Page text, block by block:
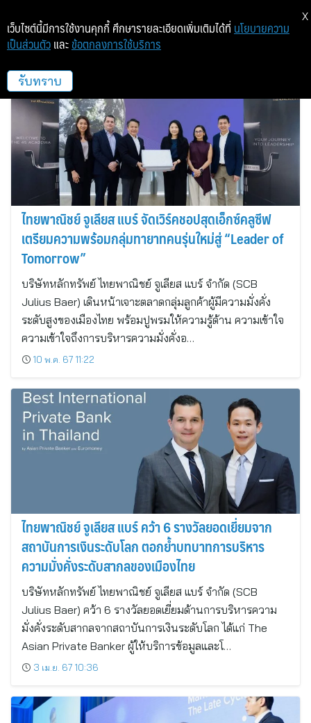
หลักทรัพย์ ไทยพาณิชย์ จูเลียส แบร์
ไทยพาณิชย์ จูเลียส แบร์ จัดเวิร์คชอปสุดเอ็กซ์คลูซีฟ
เตรียมความพร้อมกลุ่มทายาทคนรุ่นใหม่สู่ “Leader of
Tomorrow”
บริษัทหลักทรัพย์ ไทยพาณิชย์ จูเลียส แบร์ จำกัด (SCB
Julius Baer) เดินหน้าเจาะตลาดกลุ่มลูกค้าผู้มีความมั่งคั่ง
ระดับสูงของเมืองไทย พร้อมปูพรมให้ความรู้ด้าน ความเข้าใจ
ความเข้าใจถึงการบริหารความมั่งคั่งอ…
10 พ.ค. 67 11:22
ไทยพาณิชย์ จูเลียส แบร์ คว้า 6 รางวัลยอดเยี่ยมจาก
สถาบันการเงินระดับโลก ตอกย้ำบทบาทการบริหาร
ความมั่งคั่งระดับสากลของเมืองไทย
บริษัทหลักทรัพย์ ไทยพาณิชย์ จูเลียส แบร์ จำกัด (SCB
Julius Baer) คว้า 6 รางวัลยอดเยี่ยมด้านการบริหารความ
มั่งคั่งระดับสากลจากสถาบันการเงินระดับโลก ได้แก่ The
Asian Private Banker ผู้ให้บริการข้อมูลและโ…
3 เม.ย. 67 10:36
เว็บไซต์นี้มีการใช้งานคุกกี้ ศึกษารายละเอียดเพิ่มเติมได้ที่ นโยบายความ
เป็นส่วนตัว และ ข้อตกลงการใช้บริการ
รับทราบ
X